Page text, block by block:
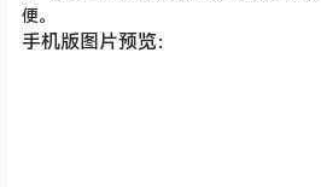
便。
手机版图片预览：